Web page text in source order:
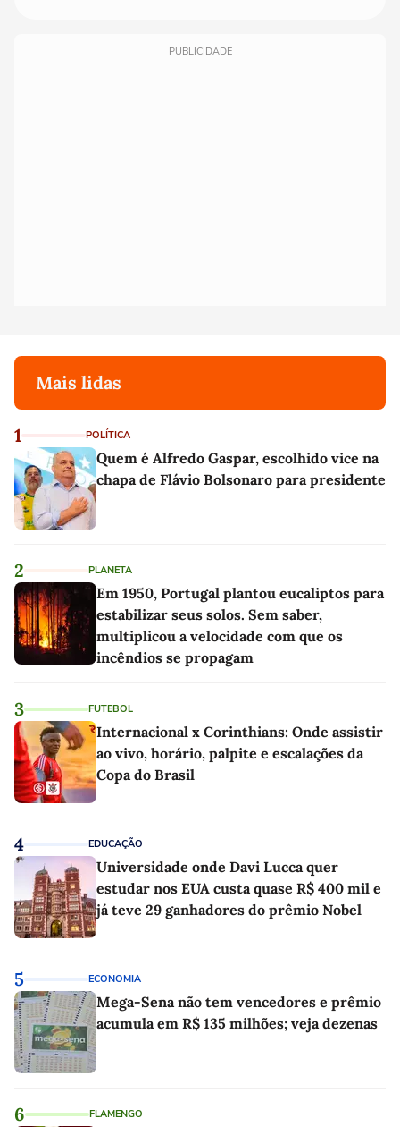
PUBLICIDADE
Mais lidas
1 POLÍTICA
Quem é Alfredo Gaspar, escolhido vice na
chapa de Flávio Bolsonaro para presidente
2 PLANETA
Em 1950, Portugal plantou eucaliptos para
estabilizar seus solos. Sem saber,
multiplicou a velocidade com que os
incêndios se propagam
3 FUTEBOL
Internacional x Corinthians: Onde assistir
ao vivo, horário, palpite e escalações da
Copa do Brasil
4 EDUCAÇÃO
Universidade onde Davi Lucca quer
estudar nos EUA custa quase R$ 400 mil e
já teve 29 ganhadores do prêmio Nobel
5 ECONOMIA
Mega-Sena não tem vencedores e prêmio
acumula em R$ 135 milhões; veja dezenas
6 FLAMENGO